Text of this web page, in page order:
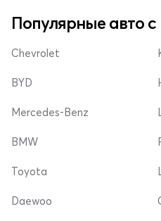
Популярные авто
Chevrolet
BYD
Mercedes-Benz
BMW
Toyota
Daewoo